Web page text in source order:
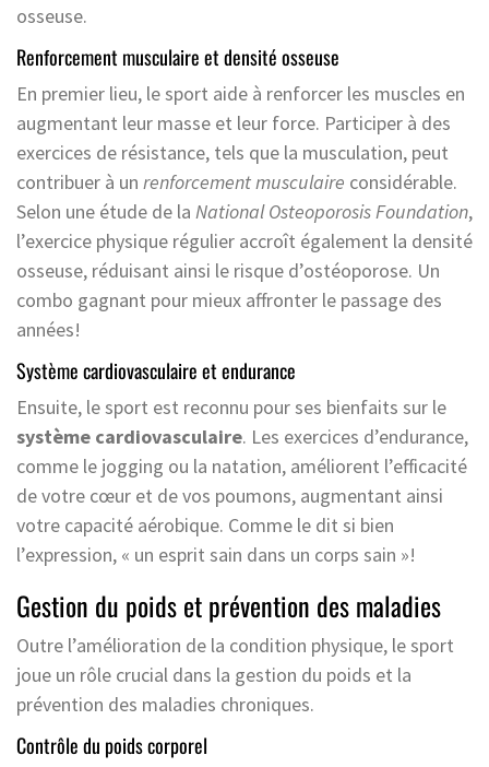
osseuse.
Renforcement musculaire et densité osseuse
En premier lieu, le sport aide à renforcer les muscles en
augmentant leur masse et leur force. Participer à des
exercices de résistance, tels que la musculation, peut
contribuer à un renforcement musculaire considérable.
Selon une étude de la National Osteoporosis Foundation,
l’exercice physique régulier accroît également la densité
osseuse, réduisant ainsi le risque d’ostéoporose. Un
combo gagnant pour mieux affronter le passage des
années!
Système cardiovasculaire et endurance
Ensuite, le sport est reconnu pour ses bienfaits sur le
système cardiovasculaire. Les exercices d’endurance,
comme le jogging ou la natation, améliorent l’efficacité
de votre cœur et de vos poumons, augmentant ainsi
votre capacité aérobique. Comme le dit si bien
l’expression, « un esprit sain dans un corps sain »!
Gestion du poids et prévention des maladies
Outre l’amélioration de la condition physique, le sport
joue un rôle crucial dans la gestion du poids et la
prévention des maladies chroniques.
Contrôle du poids corporel